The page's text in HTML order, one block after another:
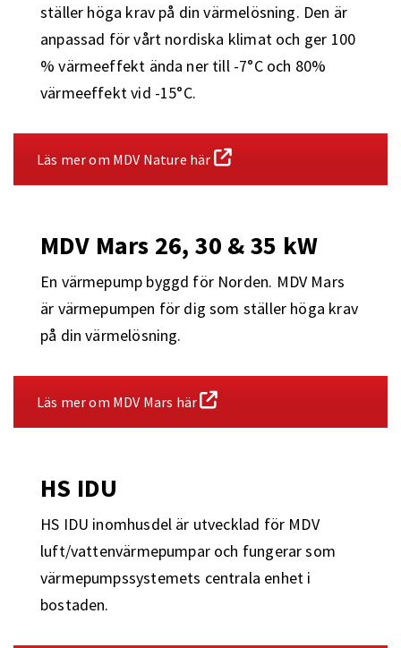
ställer höga krav på din värmelösning. Den är
anpassad för vårt nordiska klimat och ger 100
% värmeeffekt ända ner till -7°C och 80%
värmeeffekt vid -15°C.
Läs mer om MDV Nature här
MDV Mars 26, 30 & 35 kW
En värmepump byggd för Norden. MDV Mars
är värmepumpen för dig som ställer höga krav
på din värmelösning.
Läs mer om MDV Mars här
HS IDU
HS IDU inomhusdel är utvecklad för MDV
luft/vattenvärmepumpar och fungerar som
värmepumpssystemets centrala enhet i
bostaden.